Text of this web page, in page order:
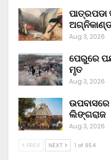
ପାତ୍ରପଡା
Aug 3, 2026
ପେରୁରେ
ମୃତ
Aug 3, 2026
ଲିଙ୍ଗରାଜ
Aug 3, 2026
PREV NEXT 1 of 954